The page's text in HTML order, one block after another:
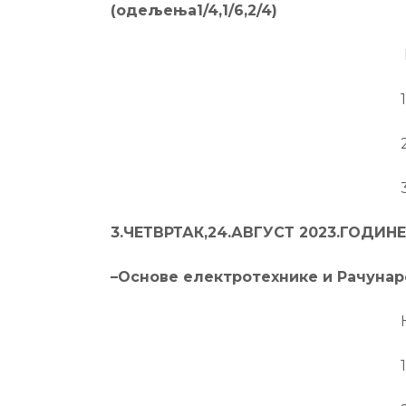
(одељења1/4,1/6,2/4)
1.Арсенијевић
3.Јовановић
3.ЧЕТВРТАК,24.АВГУСТ 2023.ГОДИНЕ
–Основе електротехнике и
1.Скробоња